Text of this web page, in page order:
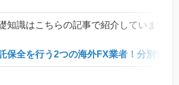
知識はこちらの記事で紹介しています。
保全を行う2つの海外FX業者！分別管理